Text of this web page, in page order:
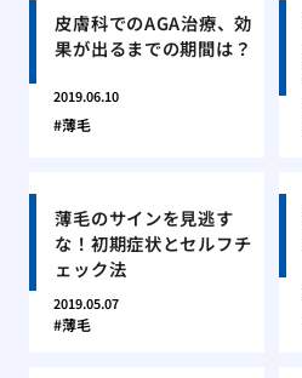
皮膚科でのAGA治療、効
果が出るまでの期間は？
2019.06.10
薄毛
薄毛のサインを見逃す
な！初期症状とセルフチ
ェック法
2019.05.07
薄毛